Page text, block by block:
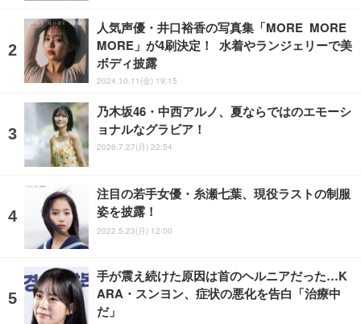
人気声優・井口裕香の写真集「MORE MORE
MORE」が4刷決定！ 水着やランジェリーで美
ボディ披露
2024.10.11(金) 19:15
乃木坂46・中西アルノ、夏ならではのエモーシ
ョナルなグラビア！
2026.7.27(月) 22:54
注目の若手女優・糸瀬七葉、現役ラストの制服
姿を披露！
2022.5.23(月) 12:00
手が震え続けた原因は首のヘルニアだった…K
ARA・スンヨン、症状の悪化を告白「治療中
だ」